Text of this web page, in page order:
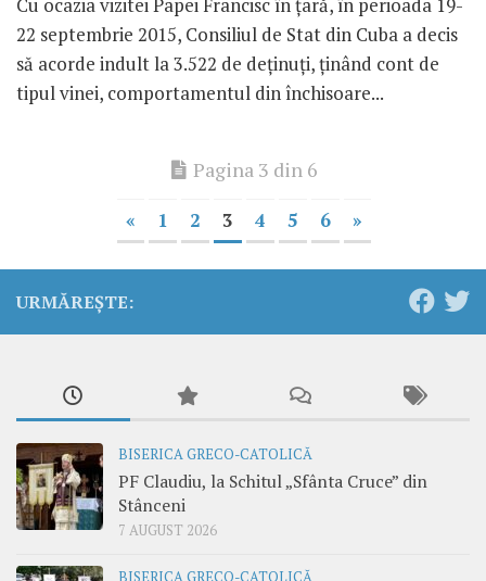
Cu ocazia vizitei Papei Francisc în țară, în perioada 19-
22 septembrie 2015, Consiliul de Stat din Cuba a decis
să acorde indult la 3.522 de deținuți, ținând cont de
tipul vinei, comportamentul din închisoare...
Pagina 3 din 6
« 1 2 3 4 5 6 »
URMĂREȘTE:
BISERICA GRECO-CATOLICĂ
PF Claudiu, la Schitul „Sfânta Cruce” din
Stânceni
7 AUGUST 2026